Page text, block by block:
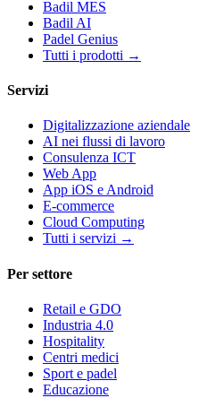
Badil MES
Badil AI
Padel Genius
Tutti i prodotti →
Servizi
Digitalizzazione aziendale
AI nei flussi di lavoro
Consulenza ICT
Web App
App iOS e Android
E-commerce
Cloud Computing
Tutti i servizi →
Per settore
Retail e GDO
Industria 4.0
Hospitality
Centri medici
Sport e padel
Educazione